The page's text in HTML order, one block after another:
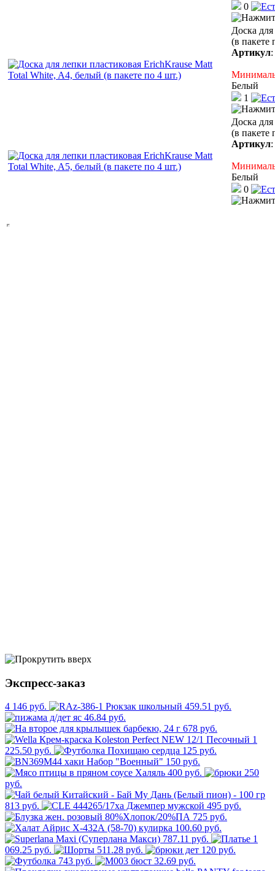
0
Доска
(в пакете
Артикул:
Белый
1
Доска
(в пакете
Артикул:
Белый
0
Экспресс-заказ
4 146 руб.
459.51 руб.
46.84 руб.
678 руб.
1
225.50 руб.
125 руб.
150 руб.
400 руб.
250
руб.
813 руб.
495 руб.
725 руб.
100.60 руб.
787.11 руб.
1
069.25 руб.
511.28 руб.
120 руб.
743 руб.
32.69 руб.